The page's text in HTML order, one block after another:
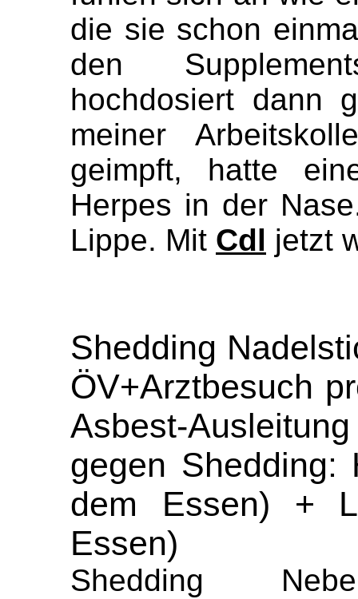
die sie schon
den
hochdosiert dann
meiner
geimpft, hatte
Herpes in der
Lippe. Mit Cdl jetzt
Shedding
ÖV+Arztbesuch
Asbest-
gegen Shedding:
dem Essen) +
Essen)
Shedding